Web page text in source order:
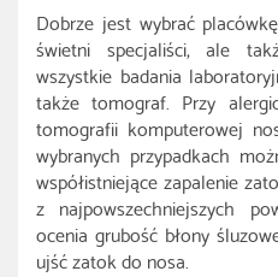
Dobrze jest wybrać
świetni specjaliści, ale
wszystkie badania
także tomograf. Przy
tomografii komputerowej
wybranych przypadkach
współistniejące zapalenie
z najpowszechniejszych
ocenia grubość błony
ujść zatok do nosa.